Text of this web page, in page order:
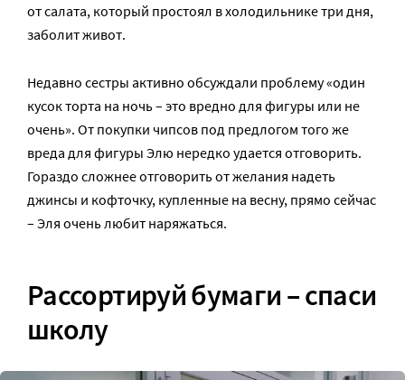
от салата, который простоял в холодильнике три дня,
заболит живот.
Недавно сестры активно обсуждали проблему «один
кусок торта на ночь – это вредно для фигуры или не
очень». От покупки чипсов под предлогом того же
вреда для фигуры Элю нередко удается отговорить.
Гораздо сложнее отговорить от желания надеть
джинсы и кофточку, купленные на весну, прямо сейчас
– Эля очень любит наряжаться.
Рассортируй бумаги – спаси
школу